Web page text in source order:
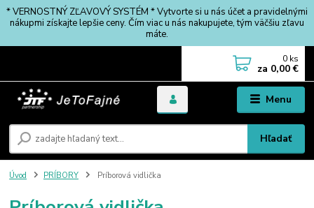
* VERNOSTNÝ ZĽAVOVÝ SYSTÉM * Vytvorte si u nás účet a pravidelnými
nákupmi získajte lepšie ceny. Čím viac u nás nakupujete, tým väčšiu zľavu
máte.
Menu
Hľadať
0 ks
za 0,00 €
Úvod PRÍBORY Príborová vidlička